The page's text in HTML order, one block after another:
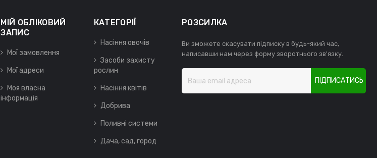
МІЙ ОБЛІКОВИЙ
ЗАПИС
Мої замовлення
Мої адреси
Моя власна
інформація
КАТЕГОРІЇ
Насіння овочів
Засоби захисту
рослин
Насіння квітів
Добрива
Поливні системи
Дача, сад, город
РОЗСИЛКА
Ви зможете скасувати підписку в будь-який час,
написавши нам через форму зворотнього зв'язку.
ПІДПИСАТИСЬ